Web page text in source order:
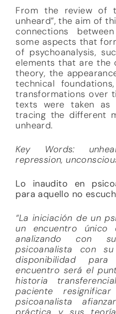
From the review of
unheard”, the aim of
connections
some aspects that
of psychoanalysis,
elements that are
theory, the
technical
transformations over
texts were taken as
tracing the different
unheard.
Key Words:
repression,
Lo inaudito en
para aquello no
“La iniciación de un
un encuentro
analizando con
psicoanalista con
disponibilidad
encuentro será el
historia
paciente
psicoanalista